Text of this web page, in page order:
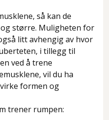
så kan de
større. Muligheten for
litt avhengig av hvor
i tillegg til
ved å trene
vil du ha
formen og
trener rumpen: